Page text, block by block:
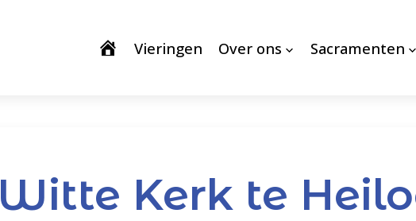
Vieringen Over ons Sacramenten
Witte Kerk te